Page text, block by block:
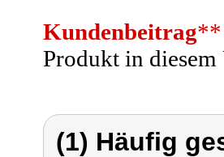
Kundenbeitrag**
Produkt in
(1) Häufig